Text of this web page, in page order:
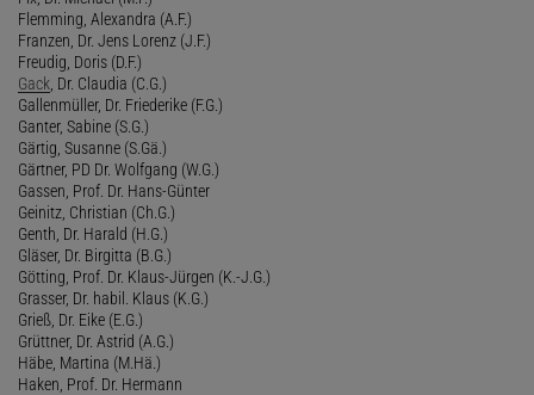
Flemming, Alexandra (A.F.)
Franzen, Dr. Jens Lorenz (J.F.)
Freudig, Doris (D.F.)
Gack , Dr. Claudia (C.G.)
Gallenmüller, Dr. Friederike (F.G.)
Ganter, Sabine (S.G.)
Gärtig, Susanne (S.Gä.)
Gärtner, PD Dr. Wolfgang (W.G.)
Gassen, Prof. Dr. Hans-Günter
Geinitz, Christian (Ch.G.)
Genth, Dr. Harald (H.G.)
Gläser, Dr. Birgitta (B.G.)
Götting, Prof. Dr. Klaus-Jürgen (K.-J.G.)
Grasser, Dr. habil. Klaus (K.G.)
Grieß, Dr. Eike (E.G.)
Grüttner, Dr. Astrid (A.G.)
Häbe, Martina (M.Hä.)
Haken, Prof. Dr. Hermann